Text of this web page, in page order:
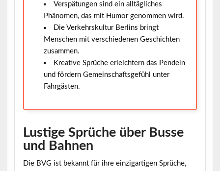
Verspätungen sind ein alltägliches
Phänomen, das mit Humor genommen wird.
Die Verkehrskultur Berlins bringt
Menschen mit verschiedenen Geschichten
zusammen.
Kreative Sprüche erleichtern das Pendeln
und fördern Gemeinschaftsgefühl unter
Fahrgästen.
Lustige Sprüche über Busse
und Bahnen
Die BVG ist bekannt für ihre einzigartigen Sprüche,